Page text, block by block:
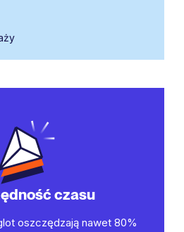
czasu
oszczędzają nawet 80%